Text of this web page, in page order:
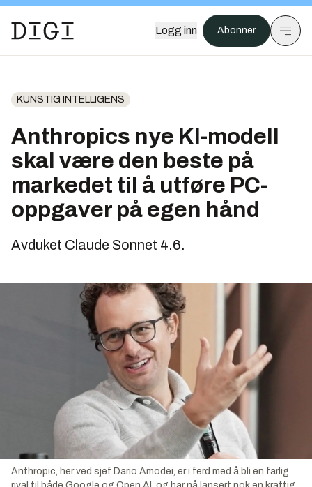
Logg inn Abonner
KUNSTIG INTELLIGENS
Anthropics nye KI-modell
skal være den beste på
markedet til å utføre PC-
oppgaver på egen hånd
Avduket Claude Sonnet 4.6.
Anthropic, her ved sjef Dario Amodei, er i ferd med å bli en farlig